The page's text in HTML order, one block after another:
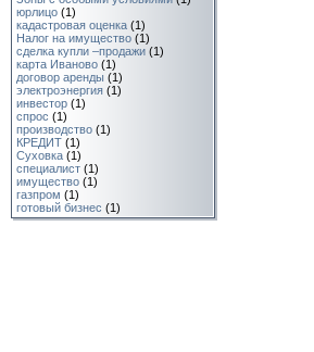
юрлицо (1)
кадастровая оценка (1)
Налог на имущество (1)
сделка купли –продажи (1)
карта Иваново (1)
договор аренды (1)
электроэнергия (1)
инвестор (1)
спрос (1)
производство (1)
КРЕДИТ (1)
Суховка (1)
специалист (1)
имущество (1)
газпром (1)
готовый бизнес (1)